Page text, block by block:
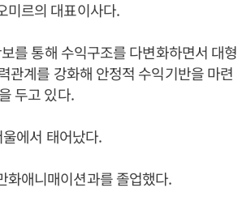
미르의 대표이사다.
를 통해 수익구조를 다변화하면서 대형
관계를 강화해 안정적 수익기반을 마련
두고 있다.
에서 태어났다.
화애니매이션과를 졸업했다.